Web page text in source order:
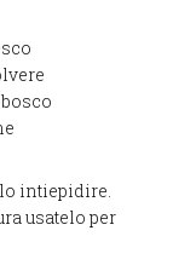
intiepidire.
usatelo per